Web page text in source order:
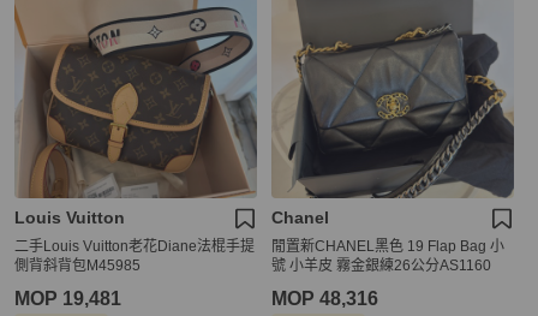
Louis Vuitton
二手Louis Vuitton老花Diane法棍手提
側背斜背包M45985
MOP 19,481
Chanel
閒置新CHANEL黑色 19 Flap Bag 小
號 小羊皮 霧金銀練26公分AS1160
MOP 48,316